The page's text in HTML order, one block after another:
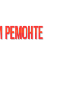
и ремонтах